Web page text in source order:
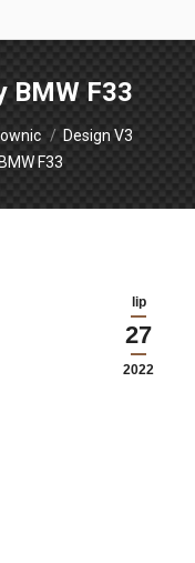
BMW F33
Design V3
F33
lip
27
2022